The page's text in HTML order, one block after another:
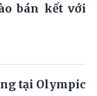
bán kết với
tại Olympic